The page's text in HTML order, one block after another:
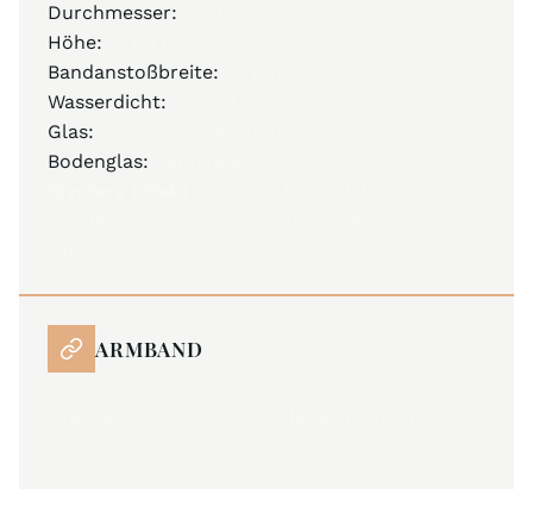
Durchmesser:
Höhe:
Bandanstoßbreite:
Wasserdicht:
Glas:
Bodenglas:
ARMBAND